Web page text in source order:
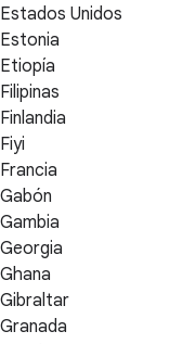
Estados Unidos
Estonia
Etiopía
Filipinas
Finlandia
Fiyi
Francia
Gabón
Gambia
Georgia
Ghana
Gibraltar
Granada